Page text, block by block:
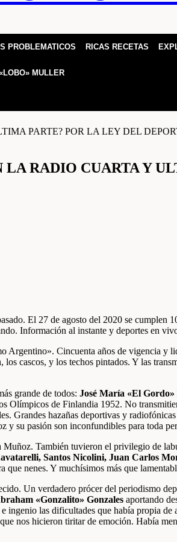
PROBLEMATICOS RICAS RECETAS
MULLER
RADIO CUARTA Y
El 27 de agosto del 2020 se
Información al instante y deportes en
Argentino». Cincuenta años de vigencia y
cascos, y los techos pintados. Y las
grande de todos: José María «El
de Finlandia 1952. No
Grandes hazañas deportivas y
y su pasión son inconfundibles para toda
También tuvieron el privilegio de
Santos Nicolini, Juan Carlos
que nenes. Y muchísimos más que
Un verdadero prócer del periodismo
«Gonzalito» Gonzales aportando
ingenio las dificultades que había propia de
nos hicieron tiritar de emoción. Había